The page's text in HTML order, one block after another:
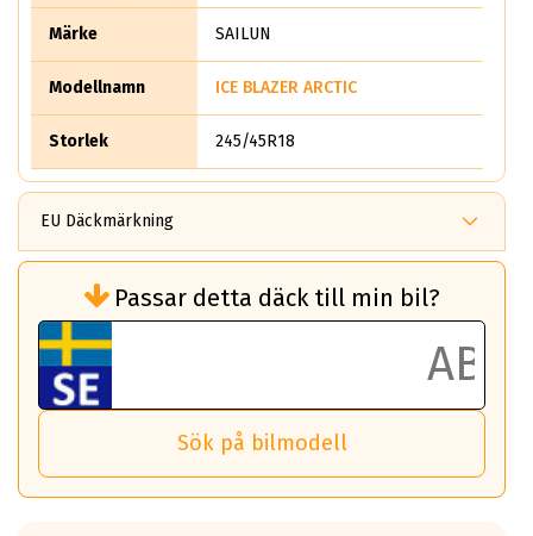
Märke SAILUN
Modellnamn ICE BLAZER ARCTIC
Storlek 245/45R18
EU Däckmärkning
bränsleförbrukningen)
Det ska vara en betygsskala från klass A
till G för rullmotstånd.
Ett klass A däck kommer ha 6,5% bättre
bränsleförbrukning än ett klass G däck.
Det betyder att om man kör 10,000 km,
så sparar man 50 liter bränsle med ett
Passar detta däck till min bil?
Sök på bilmodell